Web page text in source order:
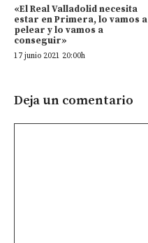
«El Real Valladolid necesita
estar en Primera, lo vamos a
pelear y lo vamos a
conseguir»
17 junio 2021 20:00h
Deja un comentario